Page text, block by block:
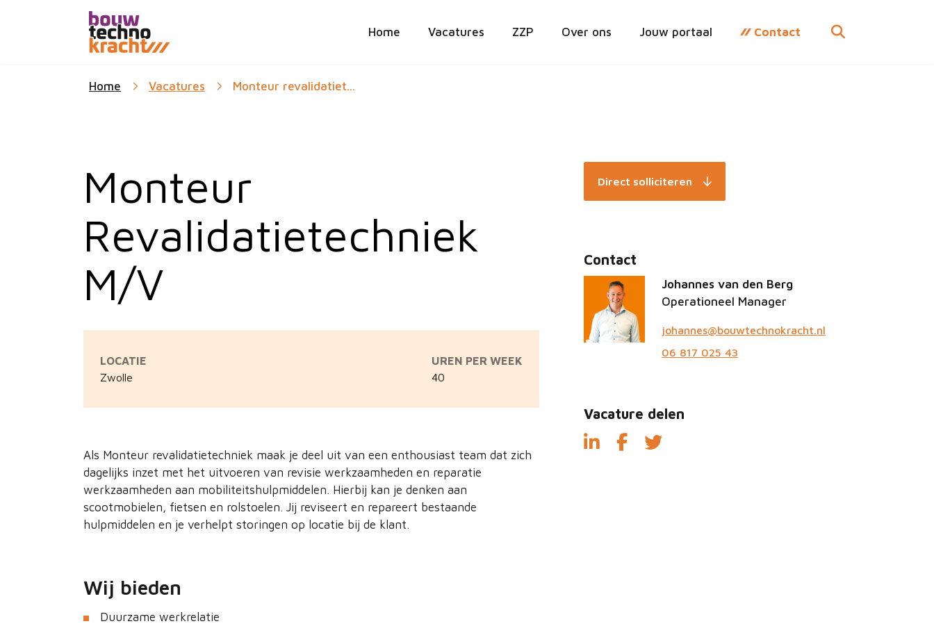
Home Vacatures ZZP Over ons Jouw portaal Contact
Home Vacatures Monteur revalidatiet...
Monteur
Revalidatietechniek
M/V
LOCATIE
Zwolle
UREN PER WEEK
40
Als Monteur revalidatietechniek maak je deel uit van een enthousiast team dat zich
dagelijks inzet met het uitvoeren van revisie werkzaamheden en reparatie
werkzaamheden aan mobiliteitshulpmiddelen. Hierbij kan je denken aan
scootmobielen, fietsen en rolstoelen. Jij reviseert en repareert bestaande
hulpmiddelen en je verhelpt storingen op locatie bij de klant.
Wij bieden
Duurzame werkrelatie
Direct solliciteren
Contact
Johannes van den Berg
Operationeel Manager
johannes@bouwtechnokracht.nl
06 817 025 43
Vacature delen